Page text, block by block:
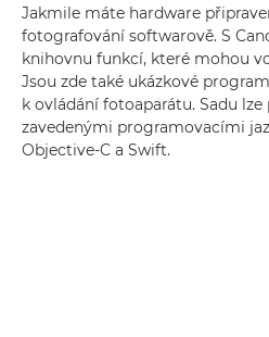
Jakmile máte hardware
fotografování softwarově. S
knihovnu funkcí, které mohou
Jsou zde také ukázkové
k ovládání fotoaparátu. Sadu
zavedenými programovacími
Objective-C a Swift.